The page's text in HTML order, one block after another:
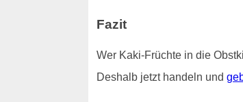
Fazit
Wer Kaki-Früchte in die
Deshalb jetzt handeln und